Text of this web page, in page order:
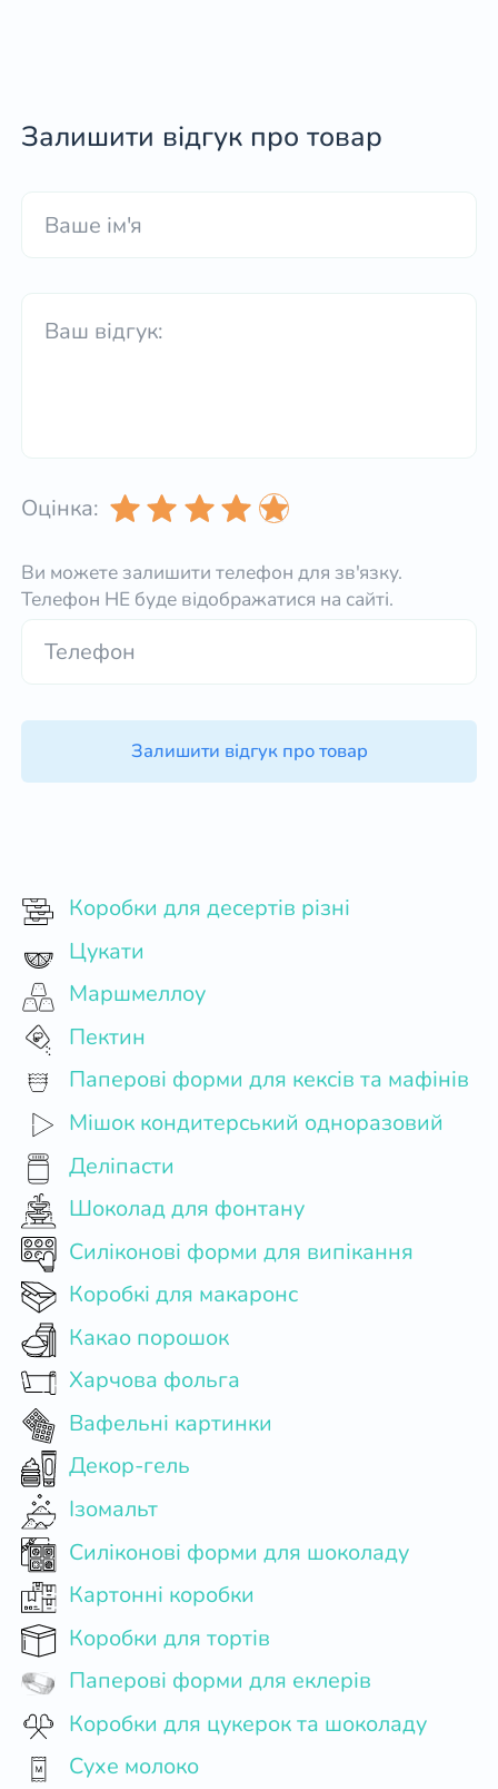
Залишити відгук про товар
Оцінка:
Ви можете залишити телефон для зв'язку.
Телефон НЕ буде відображатися на сайті.
Залишити відгук про товар
Коробки для десертів різні
Цукати
Маршмеллоу
Пектин
Паперові форми для кексів та мафінів
Мішок кондитерський одноразовий
Деліпасти
Шоколад для фонтану
Силіконові форми для випікання
Коробкі для макаронс
Какао порошок
Харчова фольга
Вафельні картинки
Декор-гель
Ізомальт
Силіконові форми для шоколаду
Картонні коробки
Коробки для тортів
Паперові форми для еклерів
Коробки для цукерок та шоколаду
Сухе молоко